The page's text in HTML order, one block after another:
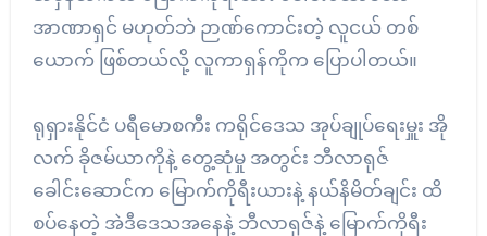
အာဏာရှင် မဟုတ်ဘဲ ဉာဏ်ကောင်းတဲ့ လူငယ် တစ်
ယောက် ဖြစ်တယ်လို့ လူကာရှန်ကိုက ပြောပါတယ်။
ရုရှားနိုင်ငံ ပရီမောစကီး ကရိုင်ဒေသ အုပ်ချုပ်ရေးမှူး အို
လက် ခိုဇမ်ယာကိုနဲ့ တွေ့ဆုံမှု အတွင်း ဘီလာရုဇ်
ခေါင်းဆောင်က မြောက်ကိုရီးယားနဲ့ နယ်နိမိတ်ချင်း ထိ
စပ်နေတဲ့ အဲဒီဒေသအနေနဲ့ ဘီလာရုဇ်နဲ့ မြောက်ကိုရီး